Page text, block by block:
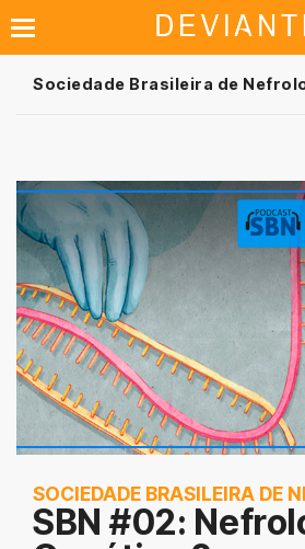
Sociedade Brasileira de
SOCIEDADE BRASILEIRA DE
SBN #02: